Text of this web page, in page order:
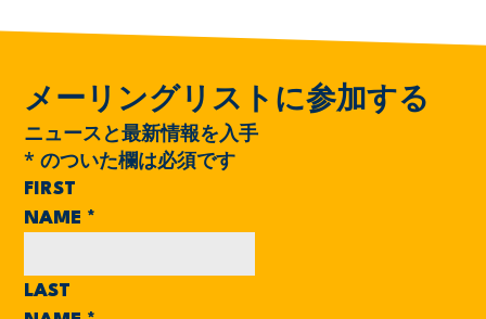
メーリングリストに参加する
ニュースと最新情報を入手
* のついた欄は必須です
FIRST
NAME *
LAST